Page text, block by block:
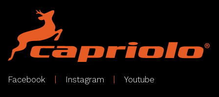
Facebook Instagram Youtube